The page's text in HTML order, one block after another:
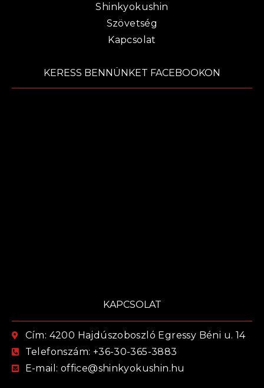
Shinkyokushin
Szövetség
Kapcsolat
KERESS BENNÜNKET FACEBOOKON
KAPCSOLAT
Cím: 4200 Hajdúszoboszló Egressy Béni u. 14
Telefonszám: +36-30-365-3883
E-mail: office@shinkyokushin.hu